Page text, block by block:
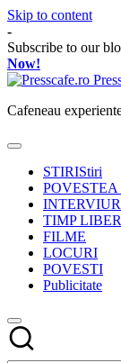
Skip to content
-
Subscribe to our
Now!
Cafeneau
STIRIStiri
POVESTEA
TIMP LIBER
FILME
LOCURI
POVESTI
Publicitate